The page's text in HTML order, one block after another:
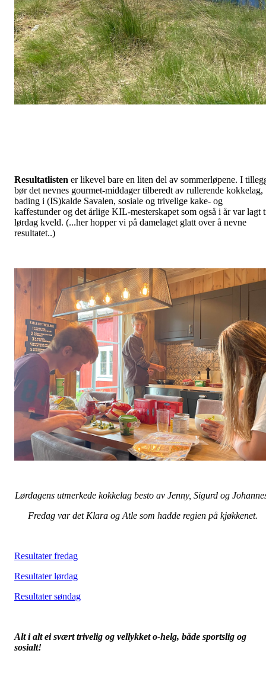
Resultatlisten er likevel bare en liten del av sommerløpene. I
bør det nevnes gourmet-middager tilberedt av rullerende kokkelag,
bading i (IS)kalde Savalen, sosiale og trivelige kake- og
kaffestunder og det årlige KIL-mesterskapet som også i år var lagt
lørdag kveld. (...her hopper vi på damelaget glatt over å nevne
resultatet..)
Lørdagens utmerkede kokkelag besto av Jenny, Sigurd og
Fredag var det Klara og Atle som hadde regien på kjøkkenet.
Resultater fredag
Resultater lørdag
Resultater søndag
Alt i alt ei svært trivelig og vellykket o-helg, både sportslig og
sosialt!